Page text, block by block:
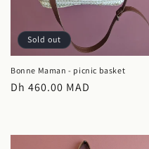
Sold out
Bonne Maman - picnic basket
Regular
Dh 460.00 MAD